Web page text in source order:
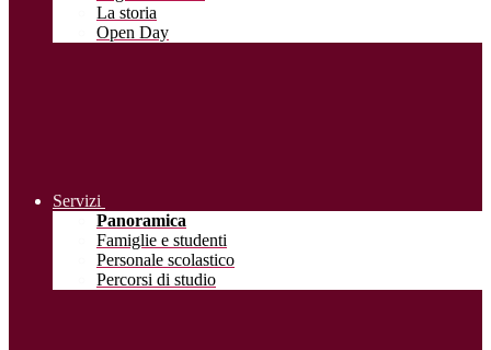
La storia
Open Day
Servizi
Panoramica
Famiglie e studenti
Personale scolastico
Percorsi di studio